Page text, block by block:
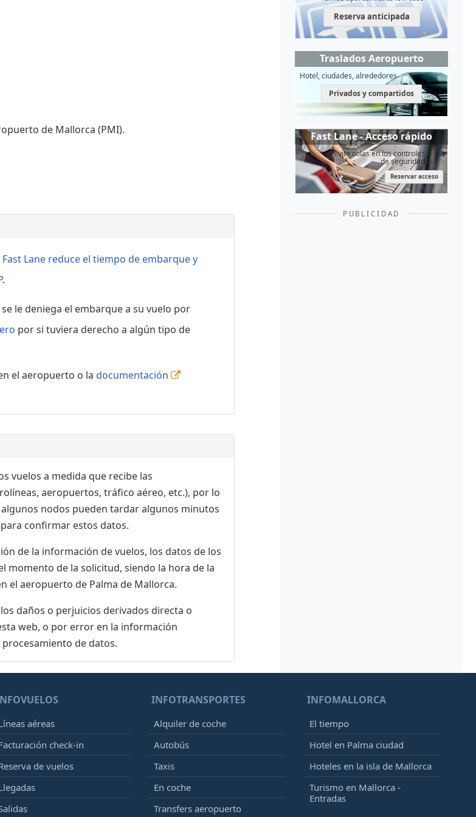
de Mallorca (PMI).
Fast Lane reduce el tiempo de embarque y
.
le deniega el embarque a su vuelo por
por si tuviera derecho a algún tipo de
el aeropuerto o la documentación
vuelos a medida que recibe las
aeropuertos, tráfico aéreo, etc.), por lo
nodos pueden tardar algunos minutos
confirmar estos datos.
de la información de vuelos, los datos de los
momento de la solicitud, siendo la hora de la
el aeropuerto de Palma de Mallorca.
daños o perjuicios derivados directa o
web, o por error en la información
de datos.
Reserva anticipada
Traslados Aeropuerto
Hotel, ciudades, alrededores
Privados y compartidos
Fast Lane - Acceso rápido
Evite colas en los controles
de seguridad
Reservar acceso
PUBLICIDAD
aéreas
check-in
de vuelos
INFOTRANSPORTES
Alquiler de coche
Autobús
Taxis
En coche
Transfers aeropuerto
INFOMALLORCA
El tiempo
Hotel en Palma ciudad
Hoteles en la isla de Mallorca
Turismo en Mallorca -
Entradas